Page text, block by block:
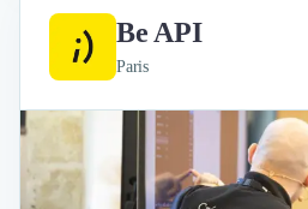
Be API
Paris